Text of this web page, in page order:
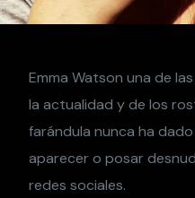
Emma Watson una de
la actualidad y de los
farándula nunca ha
aparecer o posar
redes sociales.